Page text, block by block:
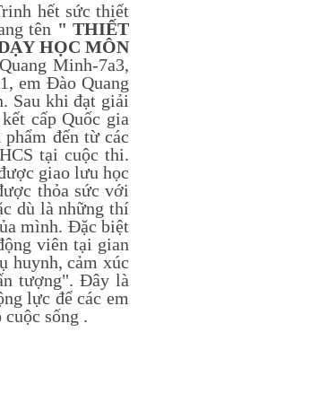
hết sức thiết
tên " THIẾT
HỌC MÔN
Minh-7a3,
em Đào Quang
Sau khi đạt giải
cấp Quốc gia
đến từ các
tại cuộc thi.
giao lưu học
thỏa sức với
dù là những thí
mình. Đặc biệt
viên tại gian
huynh, cảm xúc
tượng". Đây là
lực để các em
sống .